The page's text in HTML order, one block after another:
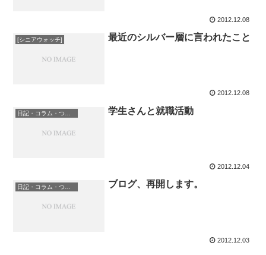
2012.12.08
[シニアウォッチ] 最近のシルバー層に言われたこと
2012.12.08
学生さんと就職活動
2012.12.04
ブログ、再開します。
2012.12.03